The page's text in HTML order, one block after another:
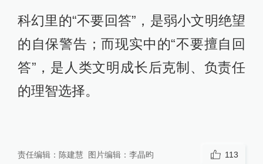
科幻里的“不要回答”，是弱小文明绝望
的自保警告；而现实中的“不要擅自回
答”，是人类文明成长后克制、负责任
的理智选择。
责任编辑： 陈建慧 图片编辑： 李晶昀 113